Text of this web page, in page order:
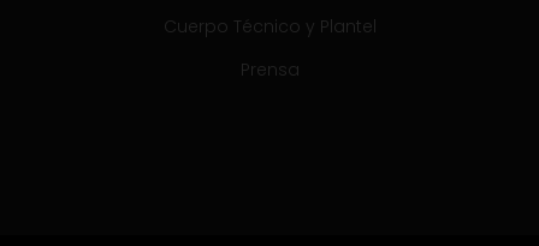
Cuerpo Técnico y Plantel
Prensa